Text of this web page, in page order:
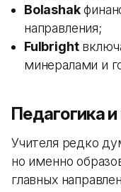
Bolashak
направления;
Fulbright
минералами и
Педагогика
Учителя редко
но именно
главных